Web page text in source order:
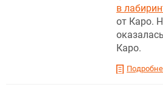
в
от Каро.
Каро.